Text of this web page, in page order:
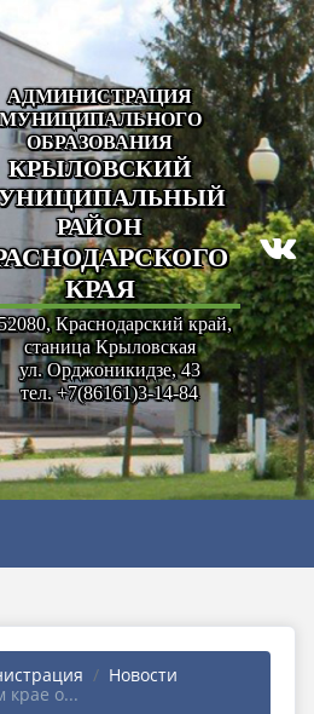
АДМИНИСТРАЦИЯ
ОБРАЗОВАНИЯ
КРЫЛОВСКИЙ
РАЙОН
КРАЯ
Краснодарский край,
станица Крыловская
ул. Орджоникидзе, 43
тел. +7(86161)3-14-84
Новости
крае о...